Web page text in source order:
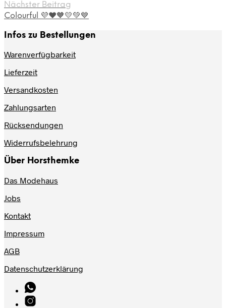
Nächster Beitrag
Colourful 💜❤️🧡💛💚💙
Infos zu Bestellungen
Warenverfügbarkeit
Lieferzeit
Versandkosten
Zahlungsarten
Rücksendungen
Widerrufsbelehrung
Über Horsthemke
Das Modehaus
Jobs
Kontakt
Impressum
AGB
Datenschutzerklärung